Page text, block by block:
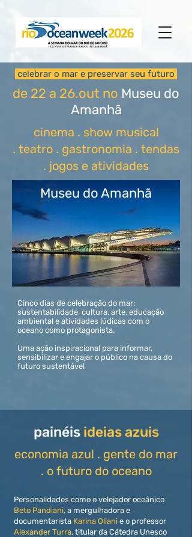
celebrar o mar e preservar seu futuro
de 22 a 26.out no Museu do
Amanhã
cinema . show musical
. teatro . gastronomia . tendas
. jogos e atividades
Museu do Amanhã
Cinco dias de celebração do mar:
sustentabilidade, cultura, arte, educação
ambiental e atividades lúdicas com o
oceano como protagonista.
Uma ação inspiracional para informar,
sensibilizar e engajar o público na causa do
futuro sustentável
painéis ideias azuis
economia azul . gente do mar
. o futuro do oceano
Personalidades como o velejador oceânico
Beto Pandiani, a mergulhadora e
documentarista Karina Oliani e o professor
Alexander Turra, titular da Cátedra Unesco